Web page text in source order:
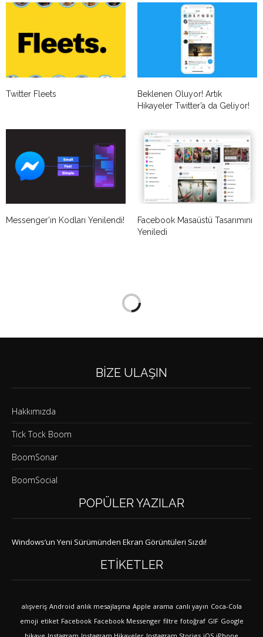
Twitter Fleets
Beklenen Oluyor! Artık
Hikayeler Twitter’a da Geliyor!
Messenger’ın Kodları Yenilendi!
Facebook Masaüstü Tasarımını
Yeniledi
BIZE ULAŞIN
Hakkımızda
Tick Tock Boom
BoomSonar
BoomSocial
POPÜLER YAZILAR
Windows’un Yeni Sürümünden Ekran Görüntüleri Sızdı!
ETIKETLER
alışveriş Android anlık mesajlaşma Apple arama canlı yayın Coca-Cola
emoji etiket Facebook Facebook Messenger filtre fotoğraf GIF Google